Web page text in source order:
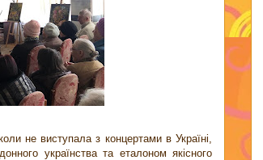
не виступала з концертами в Україні,
українства та еталоном якісного